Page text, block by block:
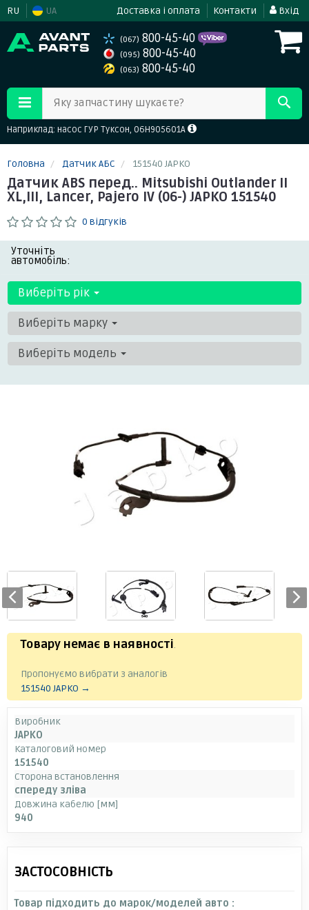
RU UA Доставка і оплата Контакти Вхід
(067) 800-45-40
(095) 800-45-40
(063) 800-45-40
Яку запчастину шукаєте?
Наприклад: насос ГУР Туксон, 06H905601A
Головна Датчик АБС 151540 JAPKO
Датчик ABS перед.. Mitsubishi Outlander II
XL,III, Lancer, Pajero IV (06-) JAPKO 151540
0 відгуків
Уточніть
автомобіль:
Виберіть рік
Виберіть марку
Виберіть модель
Товару немає в наявності.
Пропонуємо вибрати з аналогів
151540 JAPKO →
Виробник
JAPKO
Каталоговий номер
151540
Сторона встановлення
спереду зліва
Довжина кабелю [мм]
940
ЗАСТОСОВНІСТЬ
Товар підходить до марок/моделей авто :